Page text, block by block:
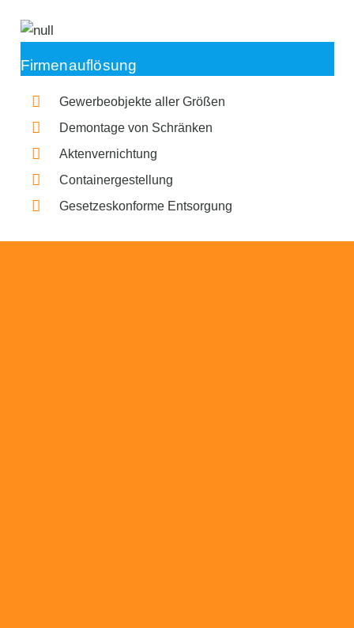
Firmenauflösung
Gewerbeobjekte aller Größen
Demontage von Schränken
Aktenvernichtung
Containergestellung
Gesetzeskonforme Entsorgung